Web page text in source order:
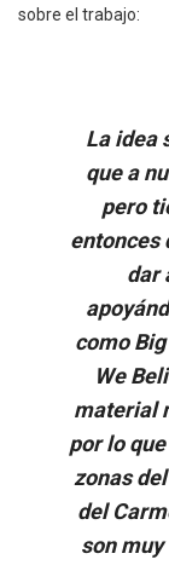
sobre el trabajo:
La idea
que a
pero
entonces
dar
como
We
material
por lo
zonas
del
son